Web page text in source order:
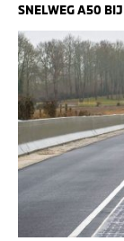
SNELWEG A50 BIJ